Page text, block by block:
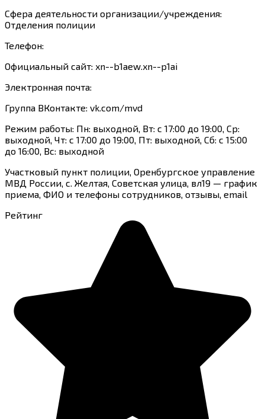
Сфера деятельности организации/учреждения:
Отделения полиции
Телефон:
Официальный сайт: xn--b1aew.xn--p1ai
Электронная почта:
Группа ВКонтакте: vk.com/mvd
Режим работы: Пн: выходной, Вт: с 17:00 до 19:00, Ср:
выходной, Чт: с 17:00 до 19:00, Пт: выходной, Сб: с 15:00
до 16:00, Вс: выходной
Участковый пункт полиции, Оренбургское управление
МВД России, с. Желтая, Советская улица, вл19 — график
приема, ФИО и телефоны сотрудников, отзывы, email
Рейтинг